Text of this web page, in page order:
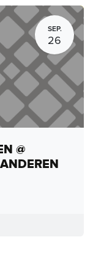
SEP.
26
@